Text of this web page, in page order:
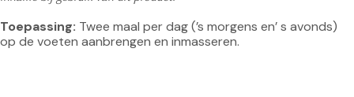
Toepassing: Twee maal per dag (’s morgens en’ s avonds)